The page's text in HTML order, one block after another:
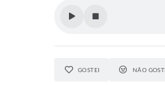
GOSTEI NÃO